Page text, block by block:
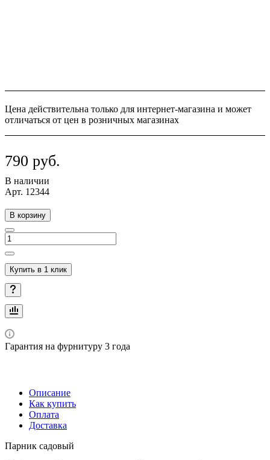
Цена действительна только для интернет-магазина и может
отличаться от цен в розничных магазинах
790 руб.
В наличии
Арт. 12344
В корзину
Купить в 1 клик
Гарантия на фурнитуру 3 года
Описание
Как купить
Оплата
Доставка
Парник садовый